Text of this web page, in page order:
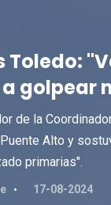
Toledo:
golpear
de la
Alto y
primarias".
17-08-2024